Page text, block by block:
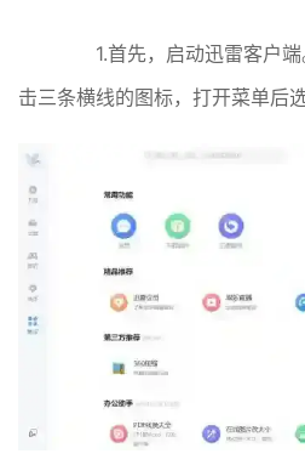
1.首先，启动迅雷客户端
击三条横线的图标，打开菜单后